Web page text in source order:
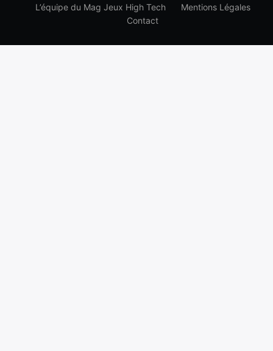
L’équipe du Mag Jeux High Tech
Mentions Légales
Contact